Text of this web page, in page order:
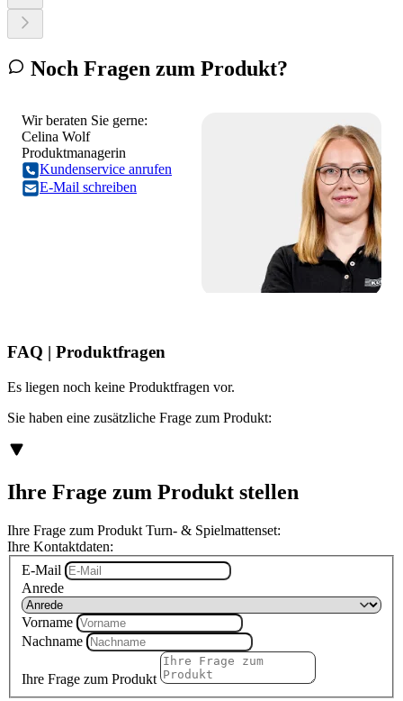
Noch Fragen zum Produkt?
Wir beraten Sie gerne:
Celina Wolf
Produktmanagerin
Kundenservice anrufen
E-Mail schreiben
FAQ | Produktfragen
Es liegen noch keine Produktfragen vor.
Sie haben eine zusätzliche Frage zum Produkt:
Ihre Frage zum Produkt stellen
Ihre Frage zum Produkt Turn- & Spielmattenset:
Ihre Kontaktdaten:
E-Mail
Anrede
Vorname
Nachname
Ihre Frage zum Produkt